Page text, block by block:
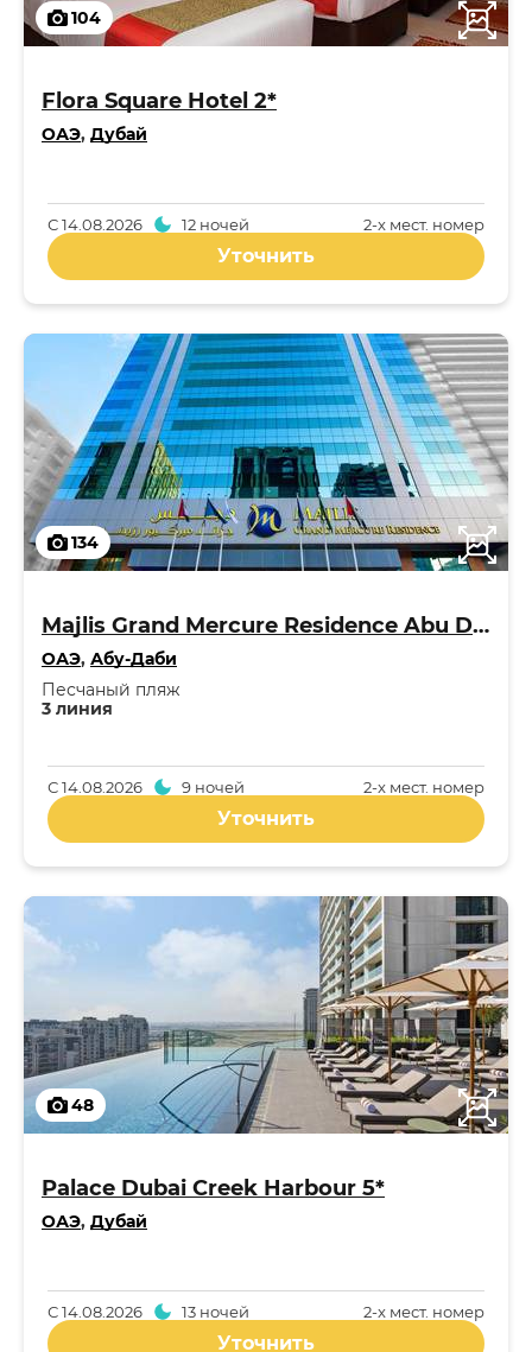
104
Flora Square Hotel 2*
ОАЭ, Дубай
2-x мест. номер
С14.08.2026 12 ночей
Уточнить
134
Majlis Grand Mercure Residence Abu Dhabi 5*
ОАЭ, Абу-Даби
3 линия
Песчаный пляж
2-x мест. номер
С14.08.2026 9 ночей
Уточнить
48
Palace Dubai Creek Harbour 5*
ОАЭ, Дубай
2-x мест. номер
С14.08.2026 13 ночей
Уточнить